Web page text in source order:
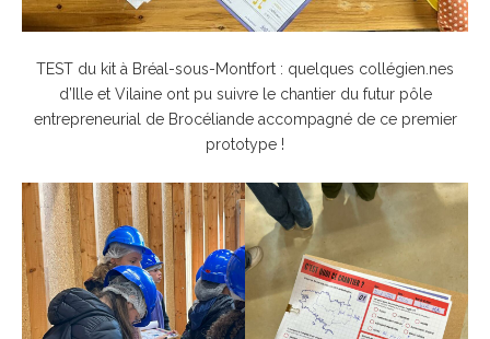
TEST du kit à Bréal-sous-Montfort : quelques collégien.nes
d’Ille et Vilaine ont pu suivre le chantier du futur pôle
entrepreneurial de Brocéliande accompagné de ce premier
prototype !